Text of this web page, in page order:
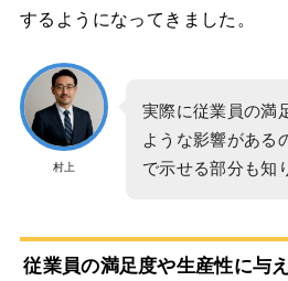
するようになってきました。
村上
実際に従業員の満
ような影響がある
で示せる部分も知
従業員の満足度や生産性に与